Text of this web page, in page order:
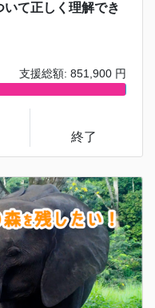
て正しく理解でき
支援総額: 851,900 円
終了